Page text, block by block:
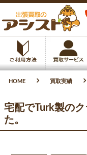
HOME 買取実績
宅配でTurk製の
た。